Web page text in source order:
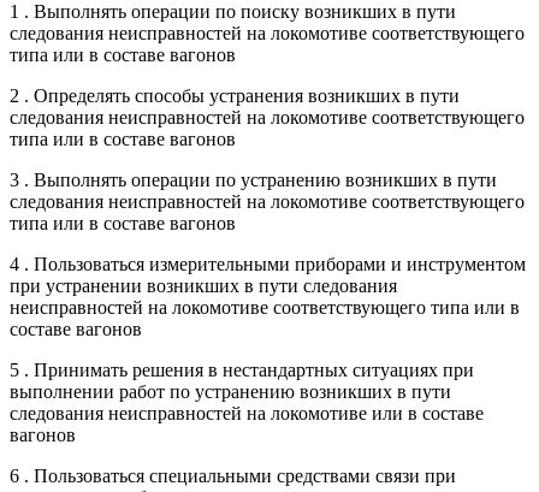
1 . Выполнять операции по поиску возникших в пути
следования неисправностей на локомотиве соответствующего
типа или в составе вагонов
2 . Определять способы устранения возникших в пути
следования неисправностей на локомотиве соответствующего
типа или в составе вагонов
3 . Выполнять операции по устранению возникших в пути
следования неисправностей на локомотиве соответствующего
типа или в составе вагонов
4 . Пользоваться измерительными приборами и инструментом
при устранении возникших в пути следования
неисправностей на локомотиве соответствующего типа или в
составе вагонов
5 . Принимать решения в нестандартных ситуациях при
выполнении работ по устранению возникших в пути
следования неисправностей на локомотиве или в составе
вагонов
6 . Пользоваться специальными средствами связи при